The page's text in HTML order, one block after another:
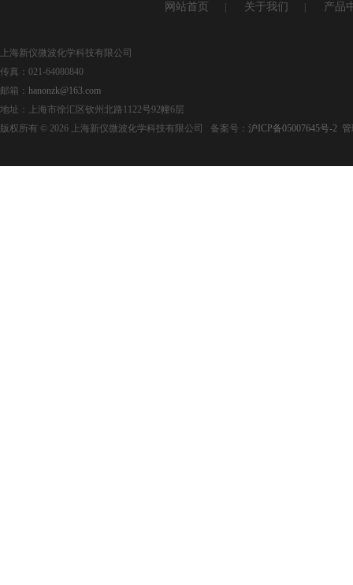
网站首页 关于我们 产品
上海新仪微波化学科技有限公司
传真：021-64080840
邮箱： hanonzk@163.com
地址：上海市徐汇区钦州北路1122号92幢6层
版权所有 © 2026 上海新仪微波化学科技有限公司 备案号： 沪ICP备05007645号-2